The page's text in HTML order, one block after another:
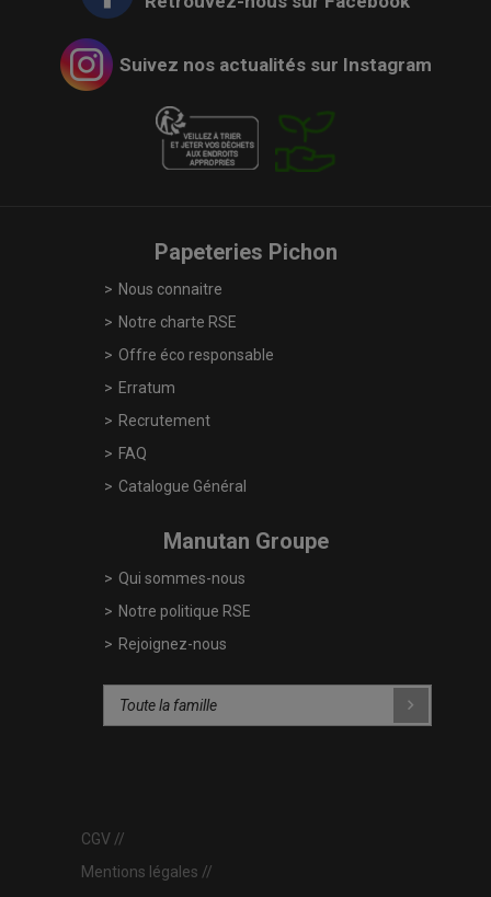
Suivez nos actualités sur Instagram
Papeteries Pichon
Nous connaitre
Notre charte RSE
Offre éco responsable
Erratum
Recrutement
FAQ
Catalogue Général
Manutan Groupe
Qui sommes-nous
Notre politique RSE
Rejoignez-nous
CGV
Mentions légales